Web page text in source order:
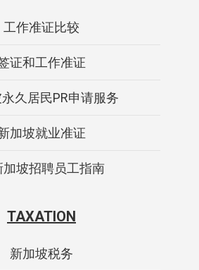
工作准证比较
证和工作准证
久居民PR申请服务
加坡就业准证
加坡招聘员工指南
TAXATION
新加坡税务